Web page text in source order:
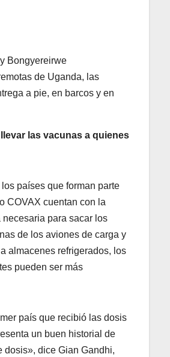
Bongyereirwe
de Uganda, las
a pie, en barcos y en
las vacunas a quienes
países que forman parte
COVAX cuentan con la
necesaria para sacar los
de los aviones de carga y
almacenes refrigerados, los
pueden ser más
país que recibió las dosis
un buen historial de
dosis», dice Gian Gandhi,